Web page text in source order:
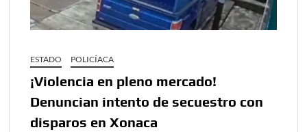
ESTADO POLICÍACA
¡Violencia en pleno mercado!
Denuncian intento de secuestro con
disparos en Xonaca